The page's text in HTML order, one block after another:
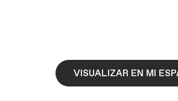
VISUALIZAR EN MI